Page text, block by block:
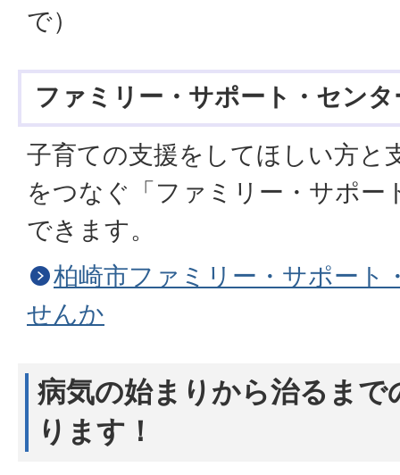
で）
ファミリー・サポート・センタ
子育ての支援をしてほしい方と
をつなぐ「ファミリー・サポー
できます。
柏崎市ファミリー・サポート
せんか
病気の始まりから治るまで
ります！